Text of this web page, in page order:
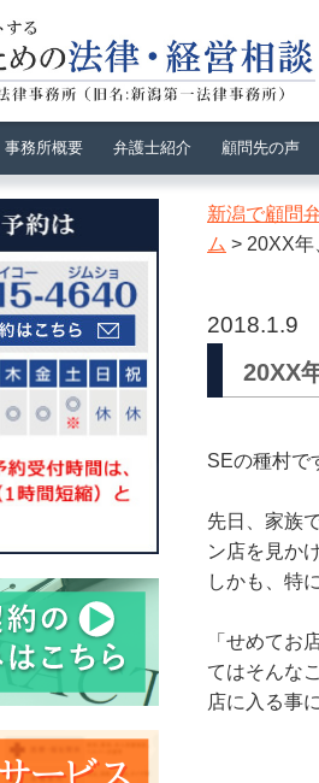
事務所概要 弁護士紹介 顧問先の声
新潟で顧問
ム > 20XX年
2018.1.9
20XX
SEの種村で
先日、家族
ン店を見か
しかも、特
「せめてお
てはそんな
店に入る事